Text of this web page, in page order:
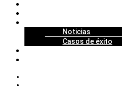
Noticias
Casos de éxito